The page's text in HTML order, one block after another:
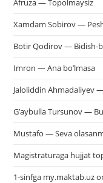
Afruza — Topolmaysiz
Xamdam Sobirov —
Botir Qodirov — Bidish-
Imron — Ana bo’lmasa
Jaloliddin Ahmadaliyev
G’aybulla Tursunov —
Mustafo — Seva
Magistraturaga hujjat
1-sinfga my.maktab.uz